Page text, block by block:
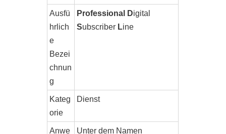
Ausfü
hrlich
e
Bezei
chnun
g
Professional Digital
Subscriber Line
Kateg
orie
Dienst
Anwe
Unter dem Namen